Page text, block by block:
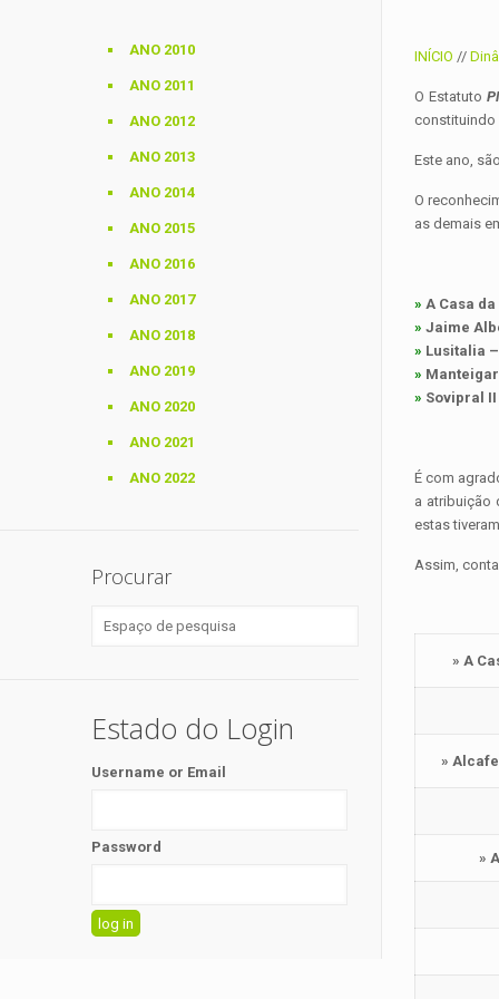
INÍCIO //
O Estatuto
constituindo
Este ano,
O
as demais
» A Casa
» Jaime
» Lusitalia
»
» Sovipral
É com
a
estas
Assim,
» A
»
»
ANO 2010
ANO 2011
ANO 2012
ANO 2013
ANO 2014
ANO 2015
ANO 2016
ANO 2017
ANO 2018
ANO 2019
ANO 2020
ANO 2021
ANO 2022
Procurar
Estado do Login
Username or Email
Password